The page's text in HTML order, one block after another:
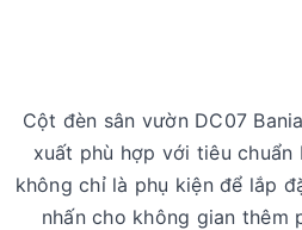
Cột đèn sân vườn DC07
xuất phù hợp với tiêu chuẩn
không chỉ là phụ kiện để lắp
nhấn cho không gian thêm